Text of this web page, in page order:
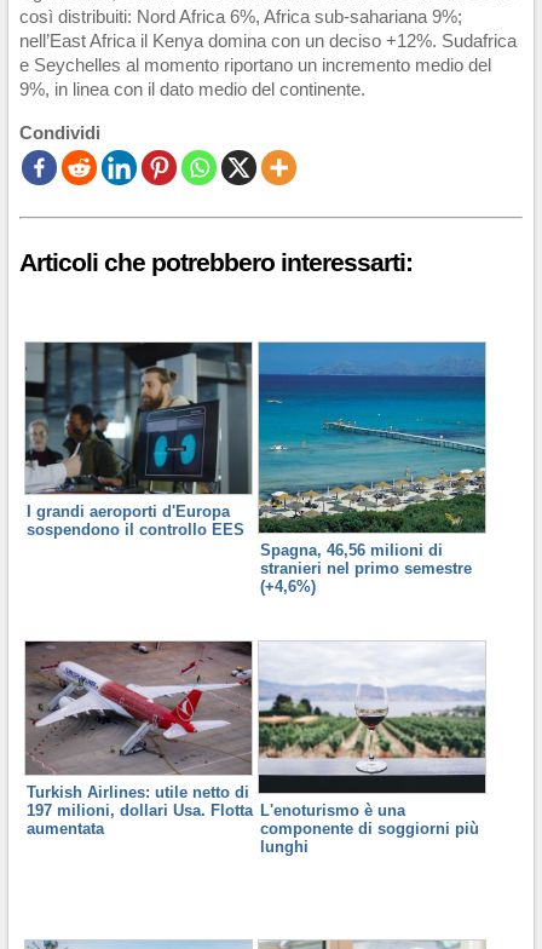
così distribuiti: Nord Africa 6%, Africa sub-sahariana 9%;
nell’East Africa il Kenya domina con un deciso +12%. Sudafrica
e Seychelles al momento riportano un incremento medio del
9%, in linea con il dato medio del continente.
Condividi
Articoli che potrebbero interessarti:
I grandi aeroporti d'Europa
sospendono il controllo EES
Spagna, 46,56 milioni di
stranieri nel primo semestre
(+4,6%)
Turkish Airlines: utile netto di
197 milioni, dollari Usa. Flotta
aumentata
L'enoturismo è una
componente di soggiorni più
lunghi